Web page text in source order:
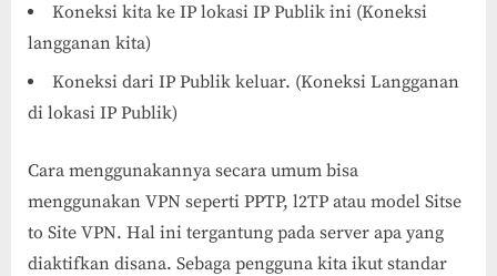
Koneksi kita ke IP lokasi IP Publik ini (Koneksi
langganan kita)
Koneksi dari IP Publik keluar. (Koneksi Langganan
di lokasi IP Publik)
Cara menggunakannya secara umum bisa
menggunakan VPN seperti PPTP, l2TP atau model Sitse
to Site VPN. Hal ini tergantung pada server apa yang
diaktifkan disana. Sebaga pengguna kita ikut standar